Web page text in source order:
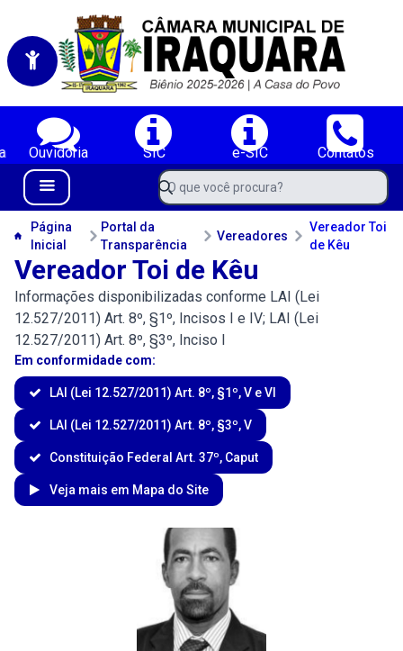
Serviços da Câmara Municipal de Iraquara-BA;
Ouvidoria SIC e-SIC
Contatos
Navegue pelo portal da Câmara de Iraquara-BA
Menu Bar
O que você procura?
Conteúdo da Câmara de Iraquara-BA
Página
Inicial
Portal da
Transparência
Vereadores
Vereador Toi
de Kêu
Vereador Toi de Kêu
Informações disponibilizadas conforme LAI (Lei
12.527/2011) Art. 8º, §1º, Incisos I e IV; LAI (Lei
12.527/2011) Art. 8º, §3º, Inciso I
Em conformidade com:
LAI (Lei 12.527/2011) Art. 8º, §1º, V e VI
LAI (Lei 12.527/2011) Art. 8º, §3º, V
Constituição Federal Art. 37º, Caput
Veja mais em Mapa do Site